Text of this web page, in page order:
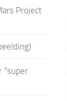
Project
“super